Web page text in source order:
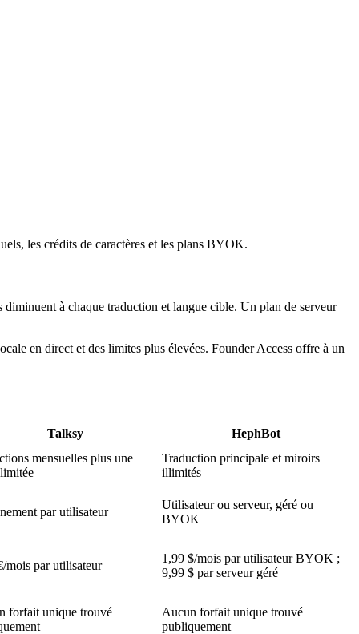
les crédits de caractères et les plans BYOK.
à chaque traduction et langue cible. Un plan de serveur
en direct et des limites plus élevées. Founder Access offre à un
Talksy
HephBot
mensuelles plus une
Traduction principale et miroirs
illimités
par utilisateur
Utilisateur ou serveur, géré ou
BYOK
mois par utilisateur
1,99 $/mois par utilisateur BYOK ;
9,99 $ par serveur géré
forfait unique trouvé
Aucun forfait unique trouvé
publiquement